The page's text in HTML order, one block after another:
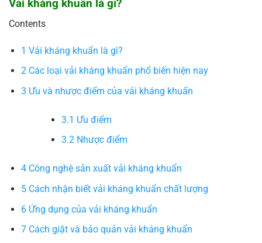
Vải kháng khuẩn là gì?
Contents
1 Vải kháng khuẩn là gì?
2Các loại vải kháng khuẩn phổ biến hiện nay
3 Ưu và nhược điểm của vải kháng khuẩn
3.1 Ưu điểm
3.2Nhược điểm
4Công nghệ sản xuất vải kháng khuẩn
5Cách nhận biết vải kháng khuẩn chất lượng
6Ứng dụng của vải kháng khuẩn
7Cách giặt và bảo quản vải kháng khuẩn